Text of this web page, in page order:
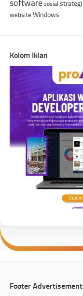
software sosial strategi
website Windows
Kolom Iklan
Footer Advertisement